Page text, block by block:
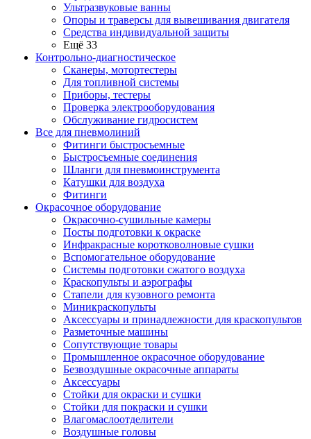
Ультразвуковые ванны
Опоры и траверсы для вывешивания двигателя
Средства индивидуальной защиты
Ещё 33
Контрольно-диагностическое
Сканеры, мотортестеры
Для топливной системы
Приборы, тестеры
Проверка электрооборудования
Обслуживание гидросистем
Все для пневмолиний
Фитинги быстросъемные
Быстросъемные соединения
Шланги для пневмоинструмента
Катушки для воздуха
Фитинги
Окрасочное оборудование
Окрасочно-сушильные камеры
Посты подготовки к окраске
Инфракрасные коротковолновые сушки
Вспомогательное оборудование
Системы подготовки сжатого воздуха
Краскопульты и аэрографы
Стапели для кузовного ремонта
Миникраскопульты
Аксессуары и принадлежности для краскопультов
Разметочные машины
Сопутствующие товары
Промышленное окрасочное оборудование
Безвоздушные окрасочные аппараты
Аксессуары
Стойки для окраски и сушки
Стойки для покраски и сушки
Влагомаслоотделители
Воздушные головы